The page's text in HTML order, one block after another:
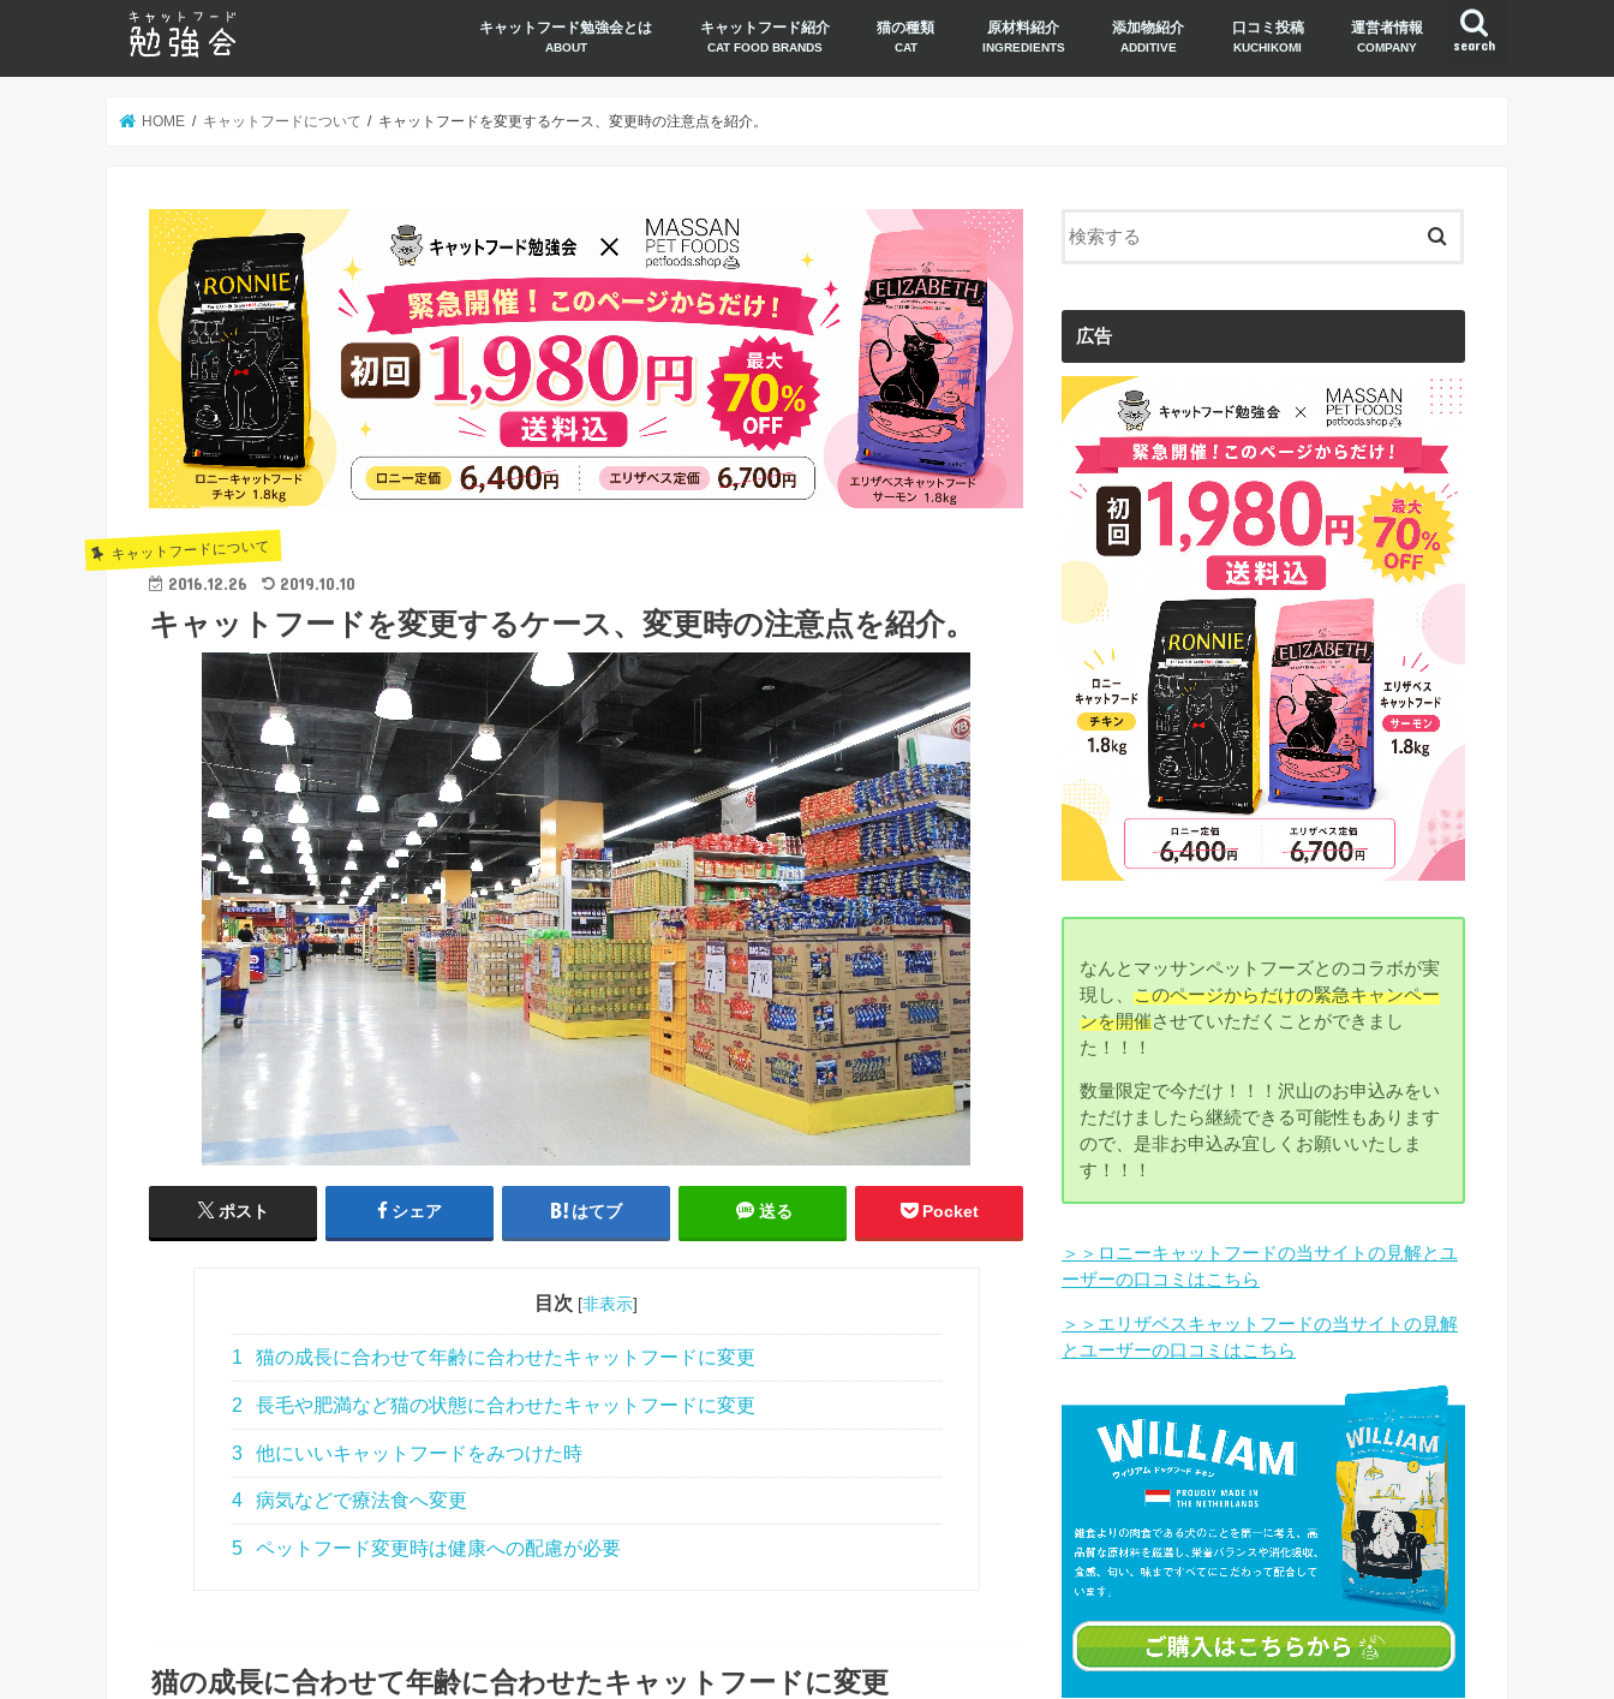
search
キャットフード勉強会とは
ABOUT
キャットフード紹介
CAT FOOD BRANDS
猫の種類
CAT
原材料紹介
INGREDIENTS
添加物紹介
ADDITIVE
口コミ投稿
KUCHIKOMI
運営者情報
COMPANY
HOME キャットフードについて キャットフードを変更するケース、変更時の注意点を紹介。
キャットフードについて
2016.12.26 2019.10.10
キャットフードを変更するケース、変更時の注意点を紹介。
ポスト シェア はてブ 送る Pocket
目次 [非表示]
1 猫の成長に合わせて年齢に合わせたキャットフードに変更
2 長毛や肥満など猫の状態に合わせたキャットフードに変更
3 他にいいキャットフードをみつけた時
4 病気などで療法食へ変更
5 ペットフード変更時は健康への配慮が必要
猫の成長に合わせて年齢に合わせたキャットフードに変更
広告
なんとマッサンペットフーズとのコラボが実
現し、このページからだけの緊急キャンペー
ンを開催させていただくことができまし
た！！！
数量限定で今だけ！！！沢山のお申込みをい
ただけましたら継続できる可能性もあります
ので、是非お申込み宜しくお願いいたしま
す！！！
＞＞ロニーキャットフードの当サイトの見解とユ
ーザーの口コミはこちら
＞＞エリザベスキャットフードの当サイトの見解
とユーザーの口コミはこちら